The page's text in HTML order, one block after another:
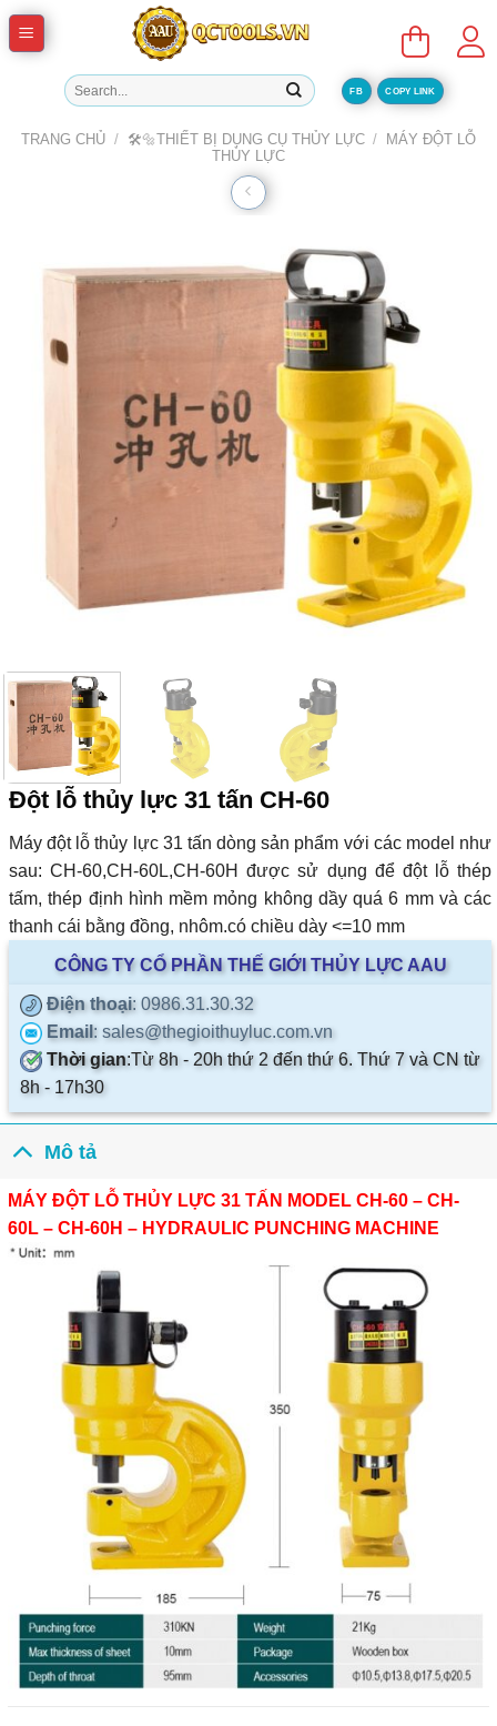
Skip
Tìm
kiếm:
FB COPY LINK
TRANG CHỦ / 🛠️🔩THIẾT BỊ DỤNG CỤ THỦY LỰC /
MÁY ĐỘT LỖ
THỦY LỰC
Đột lỗ thủy lực 31 tấn CH-60
Máy đột lỗ thủy lực 31 tấn dòng sản phẩm với các model như
sau: CH-60,CH-60L,CH-60H được sử dụng để đột lỗ thép
tấm, thép định hình mềm mỏng không dầy quá 6 mm và các
thanh cái bằng đồng, nhôm.có chiều dày <=10 mm
CÔNG TY CỔ PHẦN THẾ GIỚI THỦY LỰC AAU
Điện thoại: 0986.31.30.32
Email: sales@thegioithuyluc.com.vn
Thời gian:Từ 8h - 20h thứ 2 đến thứ 6. Thứ 7 và CN từ
8h - 17h30
Mô tả
MÁY ĐỘT LỖ THỦY LỰC 31 TẤN MODEL CH-60 – CH-
60L – CH-60H – HYDRAULIC PUNCHING MACHINE